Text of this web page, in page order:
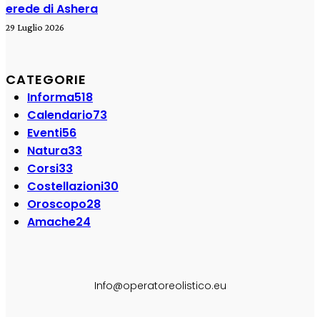
erede di Ashera
29 Luglio 2026
CATEGORIE
Informa518
Calendario73
Eventi56
Natura33
Corsi33
Costellazioni30
Oroscopo28
Amache24
Info@operatoreolistico.eu